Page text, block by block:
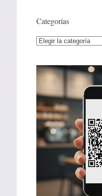
Categorías
Categorías